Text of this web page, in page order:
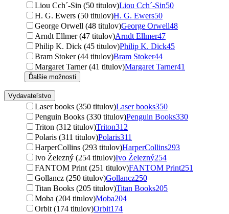
Liou Cch´-Sin (50 titulov)Liou Cch´-Sin50
H. G. Ewers (50 titulov)H. G. Ewers50
George Orwell (48 titulov)George Orwell48
Arndt Ellmer (47 titulov)Arndt Ellmer47
Philip K. Dick (45 titulov)Philip K. Dick45
Bram Stoker (44 titulov)Bram Stoker44
Margaret Tarner (41 titulov)Margaret Tarner41
Ďalšie možnosti
Vydavateľstvo
Laser books (350 titulov)Laser books350
Penguin Books (330 titulov)Penguin Books330
Triton (312 titulov)Triton312
Polaris (311 titulov)Polaris311
HarperCollins (293 titulov)HarperCollins293
Ivo Železný (254 titulov)Ivo Železný254
FANTOM Print (251 titulov)FANTOM Print251
Gollancz (250 titulov)Gollancz250
Titan Books (205 titulov)Titan Books205
Moba (204 titulov)Moba204
Orbit (174 titulov)Orbit174